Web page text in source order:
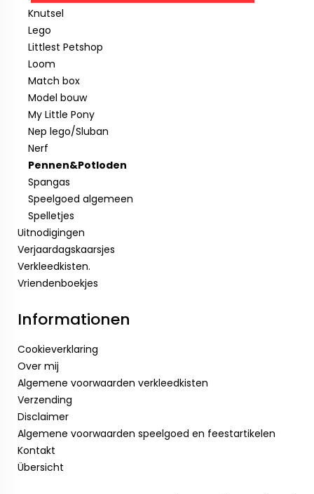
Knutsel
Lego
Littlest Petshop
Loom
Match box
Model bouw
My Little Pony
Nep lego/Sluban
Nerf
Pennen&Potloden
Spangas
Speelgoed algemeen
Spelletjes
Uitnodigingen
Verjaardagskaarsjes
Verkleedkisten.
Vriendenboekjes
Informationen
Cookieverklaring
Over mij
Algemene voorwaarden verkleedkisten
Verzending
Disclaimer
Algemene voorwaarden speelgoed en feestartikelen
Kontakt
Übersicht